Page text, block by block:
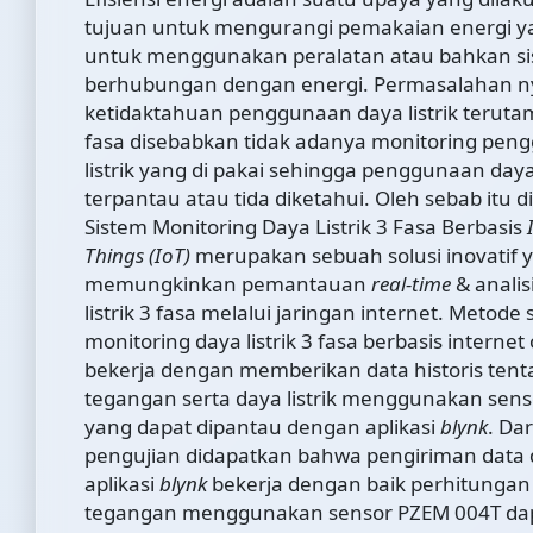
tujuan untuk mengurangi pemakaian energi
untuk menggunakan peralatan atau bahkan
berhubungan dengan energi. Permasalahan
ketidaktahuan penggunaan daya listrik
fasa disebabkan tidak adanya monitoring
listrik yang di pakai sehingga penggunaan
terpantau atau tida diketahui. Oleh sebab itu
Sistem Monitoring Daya Listrik 3 Fasa Berbasis
Things (IoT) merupakan sebuah solusi inovatif
memungkinkan pemantauan real-time &
listrik 3 fasa melalui jaringan internet. Metode
monitoring daya listrik 3 fasa berbasis internet
bekerja dengan memberikan data historis
tegangan serta daya listrik menggunakan
yang dapat dipantau dengan aplikasi blynk.
pengujian didapatkan bahwa pengiriman data
aplikasi blynkbekerja dengan baik
tegangan menggunakan sensor PZEM 004T